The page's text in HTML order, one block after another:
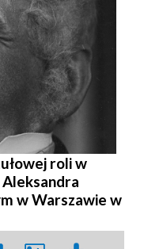
roli w
w Warszawie w